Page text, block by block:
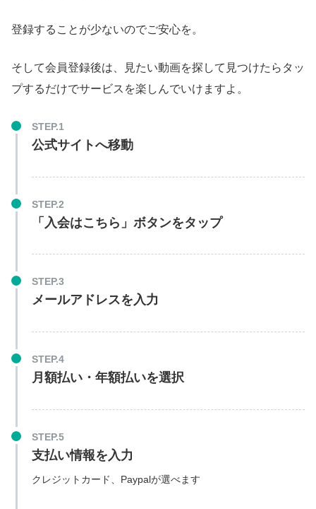
登録することが少ないのでご安心を。
そして会員登録後は、見たい動画を探して見つけたらタッ
プするだけでサービスを楽しんでいけますよ。
STEP.1
公式サイトへ移動
STEP.2
「入会はこちら」ボタンをタップ
STEP.3
メールアドレスを入力
STEP.4
月額払い・年額払いを選択
STEP.5
支払い情報を入力
クレジットカード、Paypalが選べます